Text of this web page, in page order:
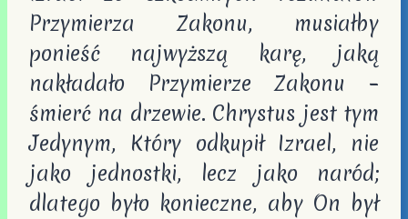
Przymierza Zakonu, musiałby
ponieść najwyższą karę, jaką
nakładało Przymierze Zakonu –
śmierć na drzewie. Chrystus jest tym
Jedynym, Który odkupił Izrael, nie
jako jednostki, lecz jako naród;
dlatego było konieczne, aby On był